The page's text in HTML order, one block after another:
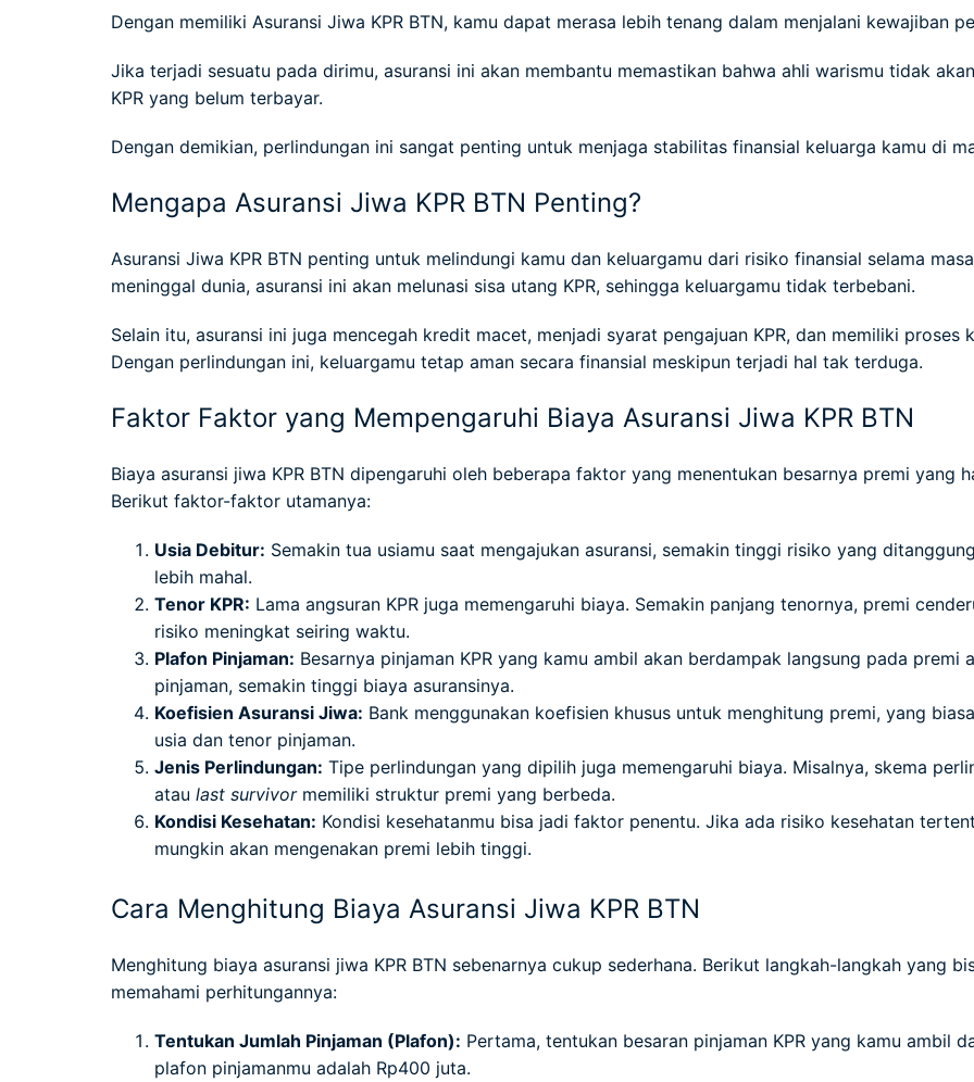
Dengan memiliki Asuransi Jiwa KPR BTN, kamu dapat merasa lebih tenang dalam menjalani kewajiban
Jika terjadi sesuatu pada dirimu, asuransi ini akan membantu memastikan bahwa ahli warismu tidak
KPR yang belum terbayar.
Dengan demikian, perlindungan ini sangat penting untuk menjaga stabilitas finansial keluarga kamu di
Mengapa Asuransi Jiwa KPR BTN Penting?
Asuransi Jiwa KPR BTN penting untuk melindungi kamu dan keluargamu dari risiko finansial selama
meninggal dunia, asuransi ini akan melunasi sisa utang KPR, sehingga keluargamu tidak terbebani.
Selain itu, asuransi ini juga mencegah kredit macet, menjadi syarat pengajuan KPR, dan memiliki proses
Dengan perlindungan ini, keluargamu tetap aman secara finansial meskipun terjadi hal tak terduga.
Faktor Faktor yang Mempengaruhi Biaya Asuransi Jiwa KPR BTN
Biaya asuransi jiwa KPR BTN dipengaruhi oleh beberapa faktor yang menentukan besarnya premi yang
Berikut faktor-faktor utamanya:
Usia Debitur: Semakin tua usiamu saat mengajukan asuransi, semakin tinggi risiko yang
lebih mahal.
Tenor KPR: Lama angsuran KPR juga memengaruhi biaya. Semakin panjang tenornya, premi
risiko meningkat seiring waktu.
Plafon Pinjaman: Besarnya pinjaman KPR yang kamu ambil akan berdampak langsung pada premi
pinjaman, semakin tinggi biaya asuransinya.
Koefisien Asuransi Jiwa: Bank menggunakan koefisien khusus untuk menghitung premi, yang
usia dan tenor pinjaman.
Jenis Perlindungan: Tipe perlindungan yang dipilih juga memengaruhi biaya. Misalnya, skema
atau last survivormemiliki struktur premi yang berbeda.
Kondisi Kesehatan: Kondisi kesehatanmu bisa jadi faktor penentu. Jika ada risiko kesehatan
mungkin akan mengenakan premi lebih tinggi.
Cara Menghitung Biaya Asuransi Jiwa KPR BTN
Menghitung biaya asuransi jiwa KPR BTN sebenarnya cukup sederhana. Berikut langkah-langkah yang
memahami perhitungannya:
Tentukan Jumlah Pinjaman (Plafon): Pertama, tentukan besaran pinjaman KPR yang kamu ambil
plafon pinjamanmu adalah Rp400 juta.